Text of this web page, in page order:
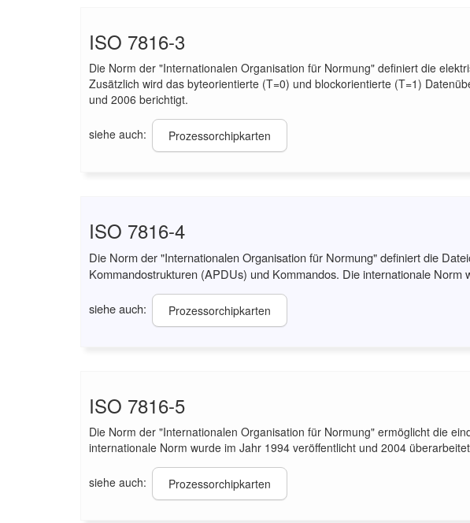
ISO 7816-3
Die Norm der "Internationalen Organisation für Normung" definiert die
Zusätzlich wird das byteorientierte (T=0) und blockorientierte (T=1)
und 2006 berichtigt.
siehe auch: Prozessorchipkarten
ISO 7816-4
Die Norm der "Internationalen Organisation für Normung" definiert die
Kommandostrukturen (APDUs) und Kommandos. Die internationale
siehe auch: Prozessorchipkarten
ISO 7816-5
Die Norm der "Internationalen Organisation für Normung" ermöglicht die
internationale Norm wurde im Jahr 1994 veröffentlicht und 2004
siehe auch: Prozessorchipkarten